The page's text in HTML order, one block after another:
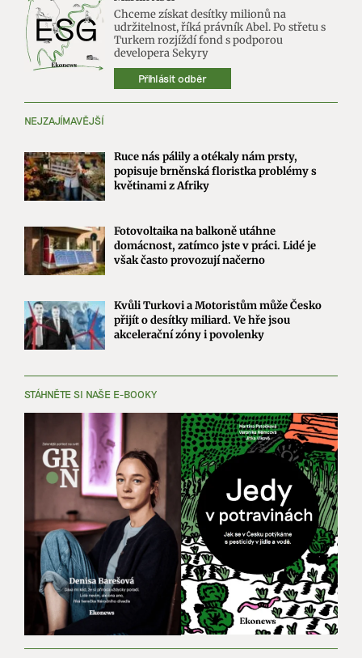
Chceme získat desítky milionů na
udržitelnost, říká právník Abel. Po střetu s
Turkem rozjíždí fond s podporou
developera Sekyry
Přihlásit odběr
NEJZAJÍMAVĚJŠÍ
Ruce nás pálily a otékaly nám prsty,
popisuje brněnská floristka problémy s
květinami z Afriky
Fotovoltaika na balkoně utáhne
domácnost, zatímco jste v práci. Lidé je
však často provozují načerno
Kvůli Turkovi a Motoristům může Česko
přijít o desítky miliard. Ve hře jsou
akcelerační zóny i povolenky
STÁHNĚTE SI NAŠE E-BOOKY